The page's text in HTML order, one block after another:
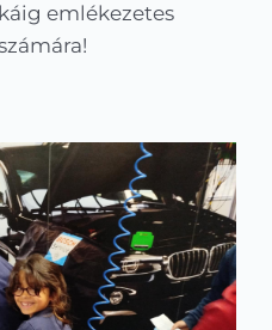
emlékezetes